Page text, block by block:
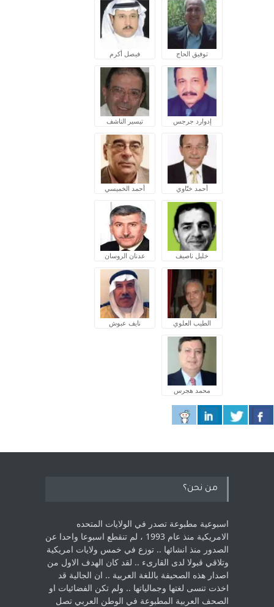
توفيق الحاج فيصل أكرم
إدوارد جرجس تيسير الناشف
أحمد ختّاوي أحمد الخميسي
خليل ناصيف عدنان الروسان
الطيب العلوي نايف عبوش
محمد هجرس
من نحن؟
اسبوعية مطبوعة تصدر في الولايات المتحده
الامريكية منذ عام 1993 ، لم ‏تنقطع اسبوعا واحدا عن
الصدور منذ انشائها .. توزع في خمس ولايات امريكية
‏وتلاقي قبولا لدى القارىء ..‏ لقد كان الهدف الاول من
اصدار هذه الصحيفة باللغة العربية .. ان الجالية قد
اخذت ‏تنسى لغتها وجمالياتها .. ولم تكن الفضائيات او
الصحف العربية المطبوعة في الوطن ‏العربي تصل